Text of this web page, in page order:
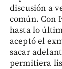
discusión a
común. Con
hasta lo
aceptó el
sacar
permitiera